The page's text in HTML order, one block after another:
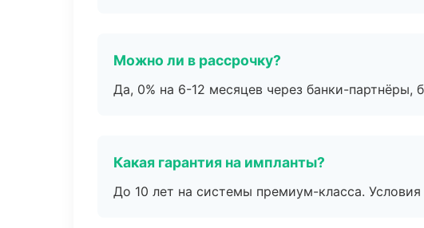
Можно ли в рассрочку?
Да, 0% на 6-12 месяцев через банки-партнёры,
Какая гарантия на импланты?
До 10 лет на системы премиум-класса.